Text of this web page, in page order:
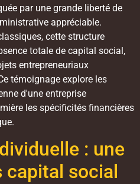
par une grande liberté de
appréciable.
cette structure
totale de capital social,
entrepreneuriaux
témoignage explore les
d'une entreprise
les spécificités financières
: une
capital social